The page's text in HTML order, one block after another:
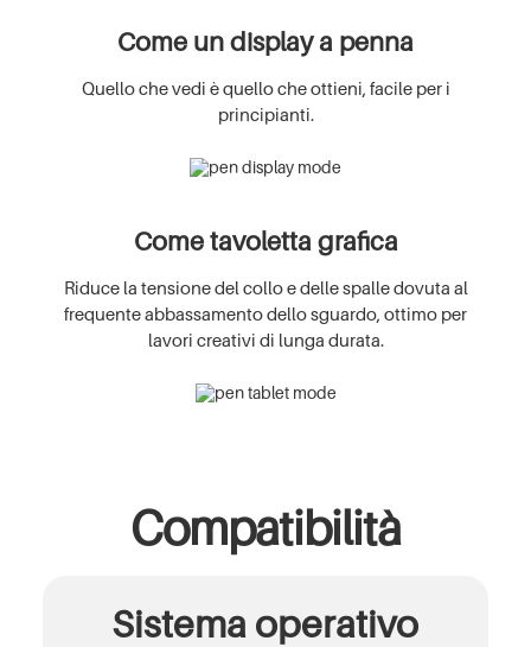
Come un display a penna
Quello che vedi è quello che ottieni, facile per i
principianti.
Come tavoletta grafica
Riduce la tensione del collo e delle spalle dovuta al
frequente abbassamento dello sguardo, ottimo per
lavori creativi di lunga durata.
Compatibilità
Sistema operativo